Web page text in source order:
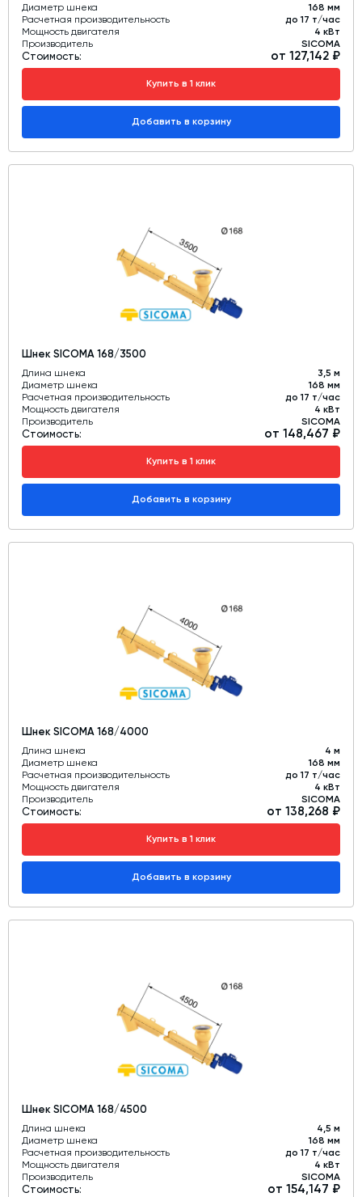
Диаметр шнека
168 мм
Расчетная производительность
до 17 т/час
Мощность двигателя
4 кВт
Производитель
SICOMA
Стоимость: от 127,142 ₽
Купить в 1 клик
Добавить в корзину
Шнек SICOMA 168/3500
Длина шнека
3,5 м
Диаметр шнека
168 мм
Расчетная производительность
до 17 т/час
Мощность двигателя
4 кВт
Производитель
SICOMA
Стоимость: от 148,467 ₽
Купить в 1 клик
Добавить в корзину
Шнек SICOMA 168/4000
Длина шнека
4 м
Диаметр шнека
168 мм
Расчетная производительность
до 17 т/час
Мощность двигателя
4 кВт
Производитель
SICOMA
Стоимость: от 138,268 ₽
Купить в 1 клик
Добавить в корзину
Шнек SICOMA 168/4500
Длина шнека
4,5 м
Диаметр шнека
168 мм
Расчетная производительность
до 17 т/час
Мощность двигателя
4 кВт
Производитель
SICOMA
Стоимость: от 154,147 ₽